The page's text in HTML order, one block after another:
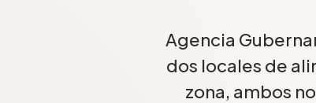
Agencia
dos locales de
zona, ambos